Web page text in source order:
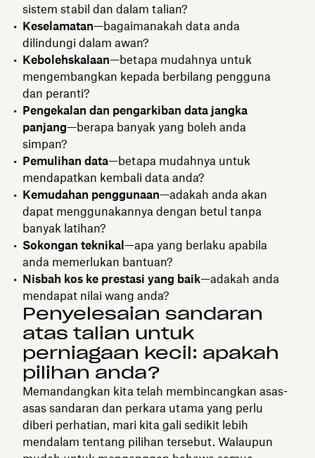
sistem stabil dan dalam talian?
Keselamatan—bagaimanakah data anda
dilindungi dalam awan?
Kebolehskalaan—betapa mudahnya untuk
mengembangkan kepada berbilang pengguna
dan peranti?
Pengekalan dan pengarkiban data jangka
panjang—berapa banyak yang boleh anda
simpan?
Pemulihan data—betapa mudahnya untuk
mendapatkan kembali data anda?
Kemudahan penggunaan—adakah anda akan
dapat menggunakannya dengan betul tanpa
banyak latihan?
Sokongan teknikal—apa yang berlaku apabila
anda memerlukan bantuan?
Nisbah kos ke prestasi yang baik—adakah anda
mendapat nilai wang anda?
Penyelesaian sandaran
atas talian untuk
perniagaan kecil: apakah
pilihan anda?
Memandangkan kita telah membincangkan asas-
asas sandaran dan perkara utama yang perlu
diberi perhatian, mari kita gali sedikit lebih
mendalam tentang pilihan tersebut. Walaupun